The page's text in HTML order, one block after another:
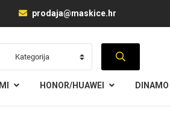
prodaja@maskice.hr
HONOR/HUAWEI